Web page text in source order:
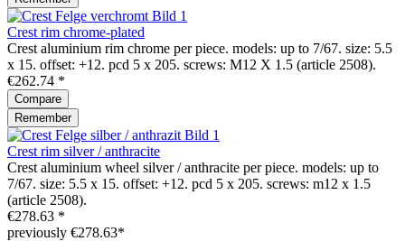
Crest rim chrome-plated
Crest aluminium rim chrome per piece. models: up to 7/67. size: 5.5
x 15. offset: +12. pcd 5 x 205. screws: M12 X 1.5 (article 2508).
€262.74 *
Compare
Remember
Crest rim silver / anthracite
Crest aluminium wheel silver / anthracite per piece. models: up to
7/67. size: 5.5 x 15. offset: +12. pcd 5 x 205. screws: m12 x 1.5
(article 2508).
€278.63 *
previously €278.63*